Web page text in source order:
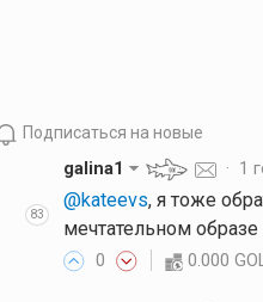
Подписаться на новые
83
galina1 · 1
@kateevs, я тоже
мечтательном
0 0.000